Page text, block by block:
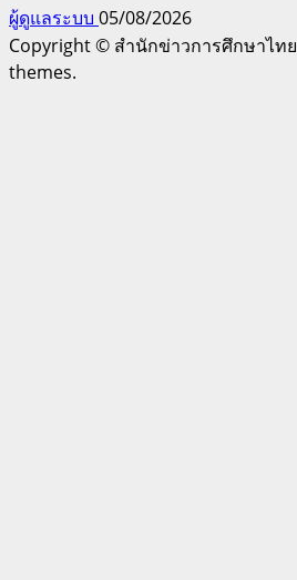
ผู้ดูแลระบบ 05/08/2026
Copyright © สำนักข่าวการศึกษาไทย
themes.